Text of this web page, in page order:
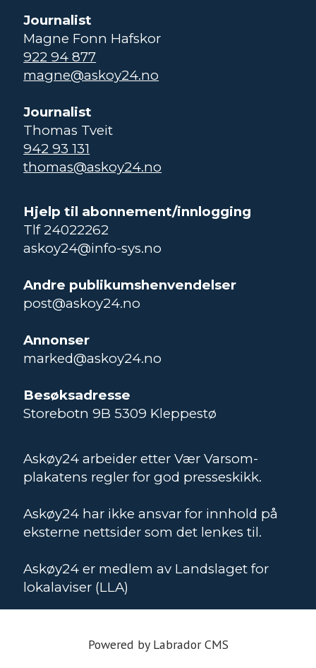
Journalist
Magne Fonn Hafskor
922 94 877
magne@askoy24.no
Journalist
Thomas Tveit
942 93 131
thomas@askoy24.no
Hjelp til abonnement/innlogging
Tlf 24022262
askoy24@info-sys.no
Andre publikumshenvendelser
post@askoy24.no
Annonser
marked@askoy24.no
Besøksadresse
Storebotn 9B 5309 Kleppestø
Askøy24 arbeider etter Vær Varsom-
plakatens regler for god presseskikk.
Askøy24 har ikke ansvar for innhold på
eksterne nettsider som det lenkes til.
Askøy24 er medlem av Landslaget for
lokalaviser (LLA)
Powered by Labrador CMS